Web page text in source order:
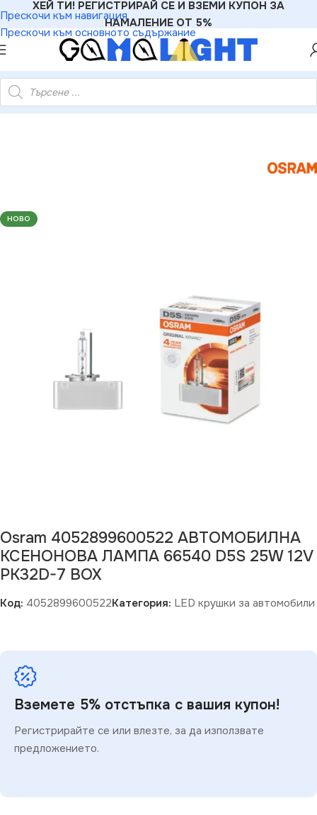
Прескочи към навигация
Прескочи към основното съдържание
ХЕЙ ТИ! РЕГИСТРИРАЙ СЕ И ВЗЕМИ КУПОН ЗА
НАМАЛЕНИЕ ОТ 5%
КСЕНОНОВА ЛАМПА 66540 D5S 25W 12V PK32D-7 BOX
НОВО
Osram 4052899600522 АВТОМОБИЛНА
КСЕНОНОВА ЛАМПА 66540 D5S 25W 12V
PK32D-7 BOX
Код: 4052899600522Категория: LED крушки за автомобили
Вземете 5% отстъпка с вашия купон!
Регистрирайте се или влезте, за да използвате
предложението.